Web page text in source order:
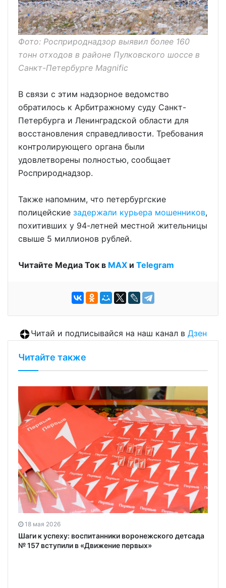
Фото: Росприроднадзор выявил более 160
тонн отходов в районе Пулковского шоссе в
Санкт-Петербурге Magnific
В связи с этим надзорное ведомство
обратилось к Арбитражному суду Санкт-
Петербурга и Ленинградской области для
восстановления справедливости. Требования
контролирующего органа были
удовлетворены полностью, сообщает
Росприроднадзор.
Также напомним, что петербургские
полицейские задержали курьера мошенников,
похитивших у 94-летней местной жительницы
свыше 5 миллионов рублей.
Читайте Медиа Ток в МАХ и Telegram
Читай и подписывайся на наш канал в Дзен
Читайте также
18 мая 2026
Шаги к успеху: воспитанники воронежского детсада
№ 157 вступили в «Движение первых»